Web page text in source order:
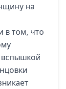
на
в том, что
вспышкой